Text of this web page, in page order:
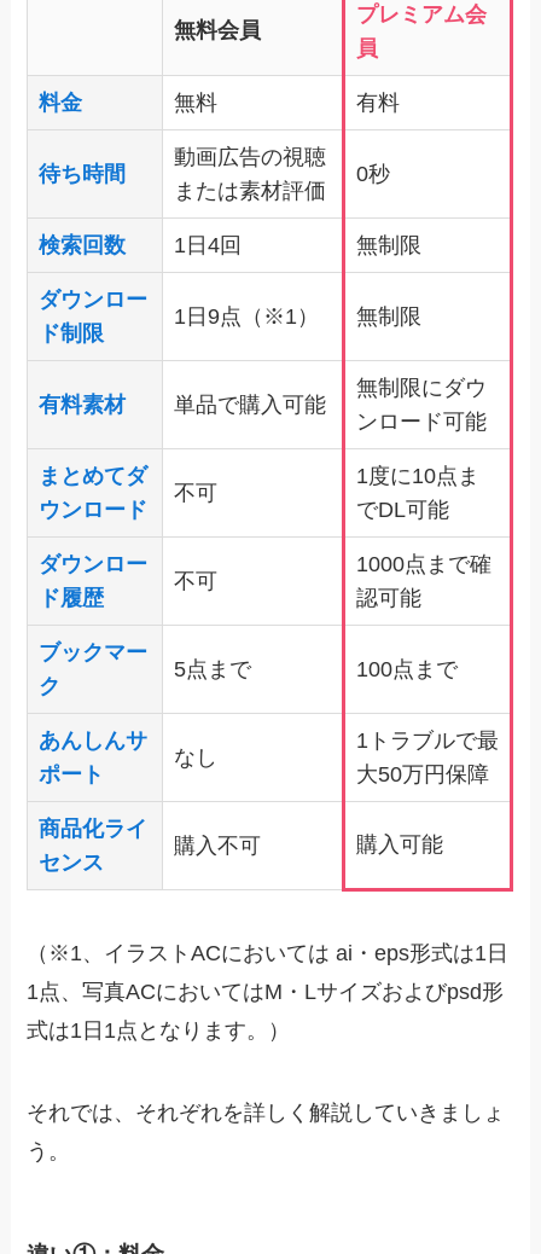
無料会員
プレミアム会
員
料金 無料 有料
待ち時間
動画広告の視聴
または素材評価
0秒
検索回数 1日4回 無制限
ダウンロー
ド制限
1日9点（※1） 無制限
有料素材 単品で購入可能
無制限にダウ
ンロード可能
まとめてダ
ウンロード
不可
1度に10点ま
でDL可能
ダウンロー
ド履歴
不可
1000点まで確
認可能
ブックマー
ク
5点まで 100点まで
あんしんサ
ポート
なし
1トラブルで最
大50万円保障
商品化ライ
センス
購入不可 購入可能
（※1、イラストACにおいては ai・eps形式は1日
1点、写真ACにおいてはM・Lサイズおよびpsd形
式は1日1点となります。）
それでは、それぞれを詳しく解説していきましょ
う。